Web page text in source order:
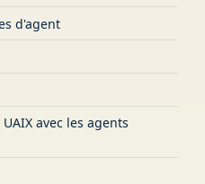
d'agent
avec les agents